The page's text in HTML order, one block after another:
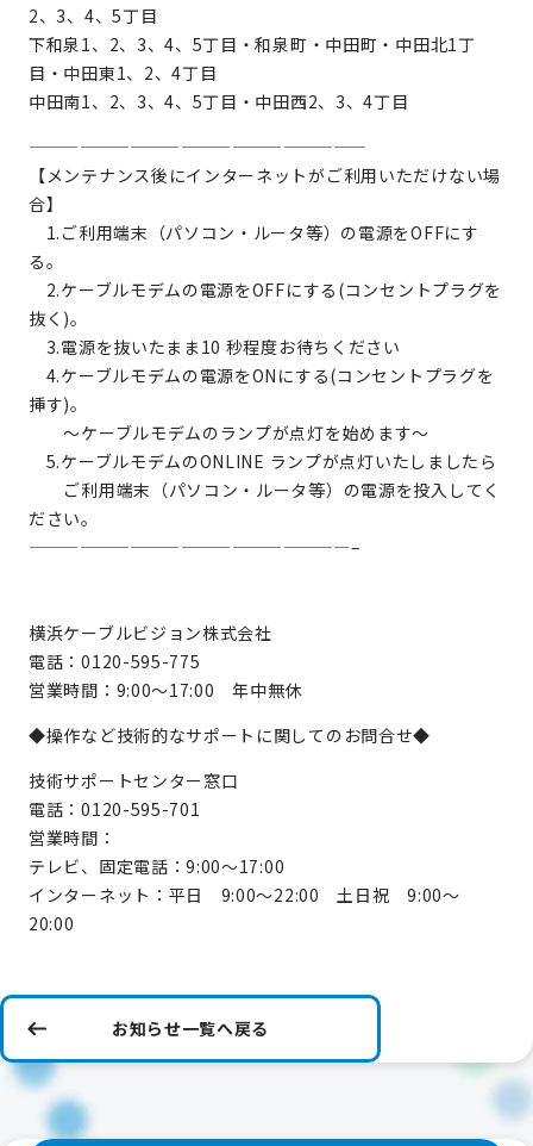
2、3、4、5丁目
下和泉1、2、3、4、5丁目・和泉町・中田町・中田北1丁
目・中田東1、2、4丁目
中田南1、2、3、4、5丁目・中田西2、3、4丁目
————————————————————
【メンテナンス後にインターネットがご利用いただけない場
合】
1.ご利用端末（パソコン・ルータ等）の電源をOFFにす
る。
2.ケーブルモデムの電源をOFFにする(コンセントプラグを
抜く)。
3.電源を抜いたまま10 秒程度お待ちください
4.ケーブルモデムの電源をONにする(コンセントプラグを
挿す)。
～ケーブルモデムのランプが点灯を始めます～
5.ケーブルモデムのONLINE ランプが点灯いたしましたら
ご利用端末（パソコン・ルータ等）の電源を投入してく
ださい。
———————————————————–
横浜ケーブルビジョン株式会社
電話：0120-595-775
営業時間：9:00～17:00 年中無休
◆操作など技術的なサポートに関してのお問合せ◆
技術サポートセンター窓口
電話：0120-595-701
営業時間：
テレビ、固定電話：9:00～17:00
インターネット：平日 9:00～22:00 土日祝 9:00～
20:00
お知らせ一覧へ戻る